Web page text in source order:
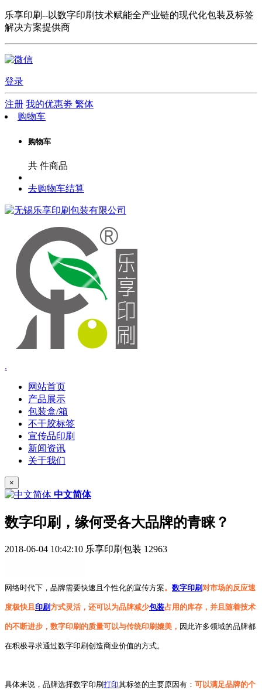
乐享印刷--以数字印刷技术赋能全产业链的现代化包装及标签
解决方案提供商
登录
注册 我的优惠劵 繁体
购物车
购物车
共 件商品
去购物车结算
.
网站首页
产品展示
包装盒/箱
不干胶标签
宣传品印刷
新闻资讯
关于我们
×
中文简体
数字印刷，缘何受各大品牌的青睐？
2018-06-04 10:42:10 乐享印刷包装 12963
网络时代下，品牌需要快速且个性化的宣传方案。 数字印刷对市场的反应速
度极快且印刷方式灵活，还可以为品牌减少包装占用的库存，并且随着技术
的不断进步，数字印刷的质量可以与传统印刷媲美， 因此许多领域的品牌都
在积极寻求通过数字印刷创造商业价值的方式。
具体来说，品牌选择数字印刷 打印其标签的主要原因有： 可以满足品牌的个